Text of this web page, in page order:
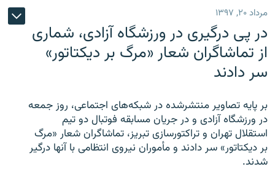
مرداد ۲۰, ۱۳۹۷
در پی درگیری در ورزشگاه آزادی، شماری
از تماشاگران شعار «مرگ بر دیکتاتور»
سر دادند
بر پایه تصاویر منتشرشده در شبکه‌های اجتماعی، روز جمعه
در ورزشگاه آزادی و در جریان مسابقه فوتبال دو تیم
استقلال تهران و تراکتورسازی تبریز، تماشاگران شعار «مرگ
بر دیکتاتور» سر دادند و مأموران نیروی انتظامی با آنها درگیر
شدند.